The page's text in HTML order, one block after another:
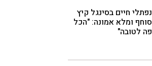
נפתלי חיים בסינגל קיץ
סוחף ומלא אמונה: "הכל
פה לטובה"